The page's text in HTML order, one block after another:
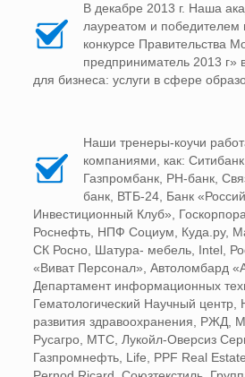
В декабре 2013 г. Наша
лауреатом и победителем
конкурсе Правительства
предприниматель 2013 г»
для бизнеса: услуги в сфере
Наши тренеры-коучи
компаниями, как:
Газпромбанк, РН-банк,
банк, ВТБ-24, Банк
Инвестиционный Клуб»,
Роснефть, НПФ Социум, Куда.ру,
СК Росно, Шатура- мебель, Intel,
«Виват Персонал», Автоломбард
Департамент информационных
Гематологический Научный
развития здравоохранения, РЖД,
Русагро, МТС, Лукойл-Оверсиз
Газпромнефть, Life, PPF Real